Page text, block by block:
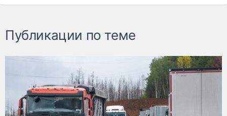
Публикации по теме